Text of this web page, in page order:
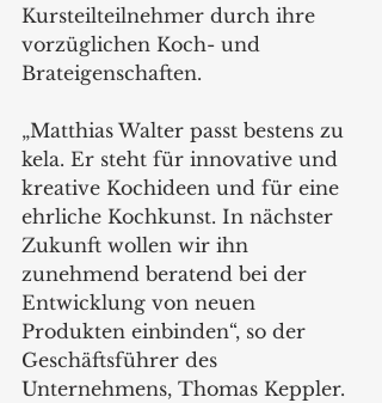
Kursteilteilnehmer durch ihre
vorzüglichen Koch- und
Brateigenschaften.
„Matthias Walter passt bestens zu
kela. Er steht für innovative und
kreative Kochideen und für eine
ehrliche Kochkunst. In nächster
Zukunft wollen wir ihn
zunehmend beratend bei der
Entwicklung von neuen
Produkten einbinden“, so der
Geschäftsführer des
Unternehmens, Thomas Keppler.